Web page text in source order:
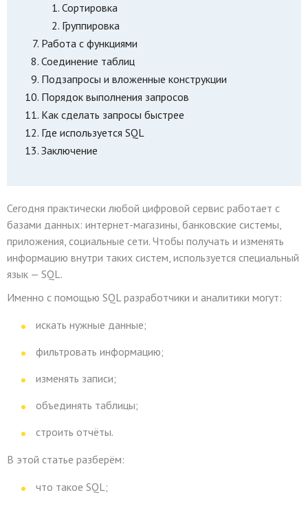
Сортировка
Группировка
Работа с функциями
Соединение таблиц
Подзапросы и вложенные конструкции
Порядок выполнения запросов
Как сделать запросы быстрее
Где используется SQL
Заключение
Сегодня практически любой цифровой сервис работает с
базами данных: интернет-магазины, банковские системы,
приложения, социальные сети. Чтобы получать и изменять
информацию внутри таких систем, используется специальный
язык — SQL.
Именно с помощью SQL разработчики и аналитики могут:
искать нужные данные;
фильтровать информацию;
изменять записи;
объединять таблицы;
строить отчёты.
В этой статье разберём:
что такое SQL;